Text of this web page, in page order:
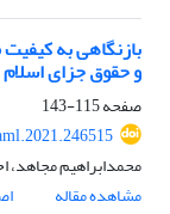
بازنگاهی به
و حقوق جزای اسلام
صفحه115-143
محمدابراهیم مجاهد،
مشاهده مقاله